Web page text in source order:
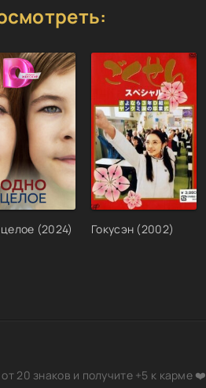
(2024) Гокусэн (2002)
20 знаков и получите +5 к карме ❤️